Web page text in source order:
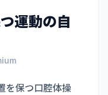
運動の自
を保つ口腔体操